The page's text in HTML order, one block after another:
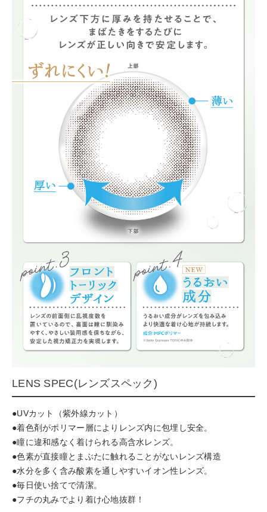
LENS SPEC(レンズスペック)
●UVカット（紫外線カット）
●着色剤がポリマー層によりレンズ内に包埋し安全。
●瞳に違和感なく着けられる高含水レンズ。
●色素が直接瞳とまぶたに触れることがないレンズ構造
●水分を多く含み酸素を通しやすいイオン性レンズ。
●毎日使い捨てで清潔。
●フチの丸みでより着け心地抜群！